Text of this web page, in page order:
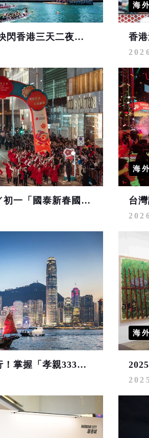
端午連假不用請假 快閃香港三天二夜攻略
海
香港馬年賀歲盛事／初一「國泰新春國際匯演之夜」、 初二「 馬到功成耀香江」馬年煙花匯演
海
孝親旅行不該是修行！掌握「孝親333」輕鬆搞定帶爸媽出遊 香港三天兩夜機加酒8,888元起
海